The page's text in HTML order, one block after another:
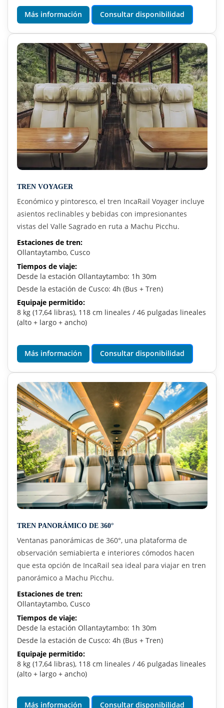
Más información Consultar disponibilidad
TREN VOYAGER
Económico y pintoresco, el tren IncaRail Voyager incluye
asientos reclinables y bebidas con impresionantes
vistas del Valle Sagrado en ruta a Machu Picchu.
Estaciones de tren:
Ollantaytambo, Cusco
Tiempos de viaje:
Desde la estación Ollantaytambo: 1h 30m
Desde la estación de Cusco: 4h (Bus + Tren)
Equipaje permitido:
8 kg (17,64 libras), 118 cm lineales / 46 pulgadas lineales
(alto + largo + ancho)
Más información Consultar disponibilidad
TREN PANORÁMICO DE 360°
Ventanas panorámicas de 360°, una plataforma de
observación semiabierta e interiores cómodos hacen
que esta opción de IncaRail sea ideal para viajar en tren
panorámico a Machu Picchu.
Estaciones de tren:
Ollantaytambo, Cusco
Tiempos de viaje:
Desde la estación Ollantaytambo: 1h 30m
Desde la estación de Cusco: 4h (Bus + Tren)
Equipaje permitido:
8 kg (17,64 libras), 118 cm lineales / 46 pulgadas lineales
(alto + largo + ancho)
Más información Consultar disponibilidad